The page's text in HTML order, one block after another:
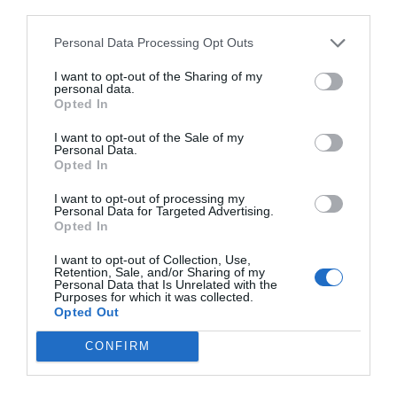
Personal Data Processing Opt Outs
I want to opt-out of the Sharing of my
personal data.
Opted In
I want to opt-out of the Sale of my
Personal Data.
Opted In
I want to opt-out of processing my
Personal Data for Targeted Advertising.
Opted In
I want to opt-out of Collection, Use,
Retention, Sale, and/or Sharing of my
Personal Data that Is Unrelated with the
Purposes for which it was collected.
Opted Out
CONFIRM
Η αλήθεια για τον Ετιέν Καμαρά
Βαλαβάνη, Χρανιώτης, Σπαλιάρας, Κοκκινάκης και Bo
έχουν λάβει 26.000 ευρώ. Οι «αδικημένοι» Ντάνος,
Ελισάβετ, Βασσάλος, Σάρα και Αναγνωστόπουλος από
Όπως έχει γίνει γνωστό, τα χρήματα αυτά
μπαίνουν κάθε εβδομάδα στου τραπεζικούς
λογαριασμούς που οι παίκτες έχουν δηλώσει
στην παραγωγή.